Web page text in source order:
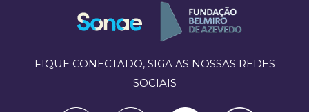
FIQUE CONECTADO, SIGA AS NOSSAS REDES
SOCIAIS